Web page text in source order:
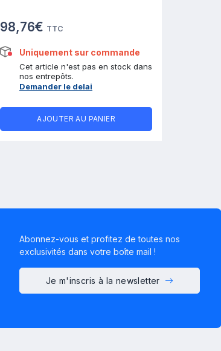
98,76€ TTC
Uniquement sur commande
Cet article n'est pas en stock dans
nos entrepôts.
Demander le delai
AJOUTER AU PANIER
Abonnez-vous et profitez de toutes nos
exclusivités dans votre boîte mail !
Je m'inscris à la newsletter